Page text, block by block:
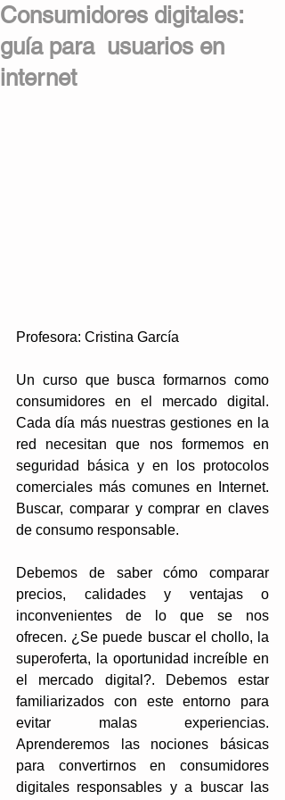
Consumidores digitales:
guía para usuarios en
internet
Profesora: Cristina García
Un curso que busca formarnos como
consumidores en el mercado digital.
Cada día más nuestras gestiones en la
red necesitan que nos formemos en
seguridad básica y en los protocolos
comerciales más comunes en Internet.
Buscar, comparar y comprar en claves
de consumo responsable.
Debemos de saber cómo comparar
precios, calidades y ventajas o
inconvenientes de lo que se nos
ofrecen. ¿Se puede buscar el chollo, la
superoferta, la oportunidad increíble en
el mercado digital?. Debemos estar
familiarizados con este entorno para
evitar malas experiencias.
Aprenderemos las nociones básicas
para convertirnos en consumidores
digitales responsables y a buscar las